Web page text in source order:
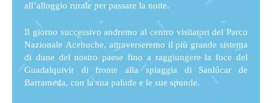
all’alloggio rurale per passare la notte.
Il giorno successivo andremo al centro visitatori del Parco
Nazionale Acebuche, attraverseremo il più grande sistema
di dune del nostro paese fino a raggiungere la foce del
Guadalquivir di fronte alla spiaggia di Sanlúcar de
Barrameda, con la sua palude e le sue sponde.